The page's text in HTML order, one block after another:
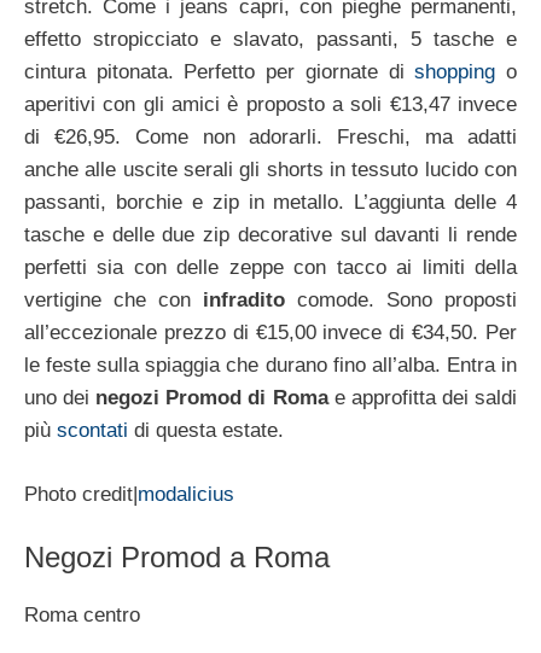
stretch. Come i jeans capri, con pieghe permanenti,
effetto stropicciato e slavato, passanti, 5 tasche e
cintura pitonata. Perfetto per giornate dishopping o
aperitivi con gli amici è proposto a soli €13,47 invece
di €26,95. Come non adorarli. Freschi, ma adatti
anche alle uscite serali gli shorts in tessuto lucido con
passanti, borchie e zip in metallo. L’aggiunta delle 4
tasche e delle due zip decorative sul davanti li rende
perfetti sia con delle zeppe con tacco ai limiti della
vertigine che con infradito comode. Sono proposti
all’eccezionale prezzo di €15,00 invece di €34,50. Per
le feste sulla spiaggia che durano fino all’alba. Entra in
uno dei negozi Promod di Romae approfitta dei saldi
più scontati di questa estate.
Photo credit|modalicius
Negozi Promod a Roma
Roma centro